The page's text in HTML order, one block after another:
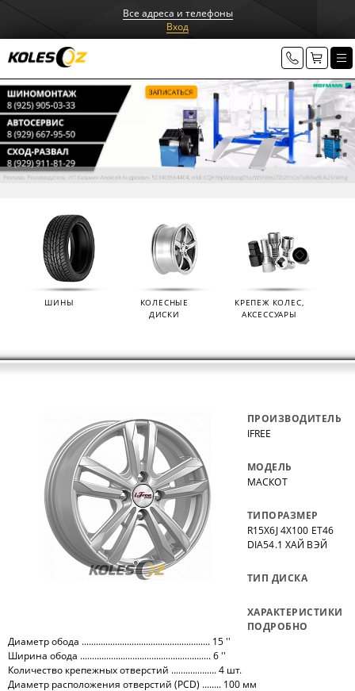
Все адреса и телефоны
Вход
ШИНЫ
КОЛЕСНЫЕ
ДИСКИ
КРЕПЕЖ КОЛЕС,
АКСЕССУАРЫ
ПРОИЗВОДИТЕЛЬ
IFREE
МОДЕЛЬ
МАСКОТ
ТИПОРАЗМЕР
R15X6J 4X100 ET46
DIA54.1 ХАЙ ВЭЙ
ТИП ДИСКА
ХАРАКТЕРИСТИКИ
ПОДРОБНО
Диаметр обода ...................................................... 15 ''
Ширина обода ....................................................... 6 ''
Количество крепежных отверстий ................... 4 шт.
Диаметр расположения отверстий (PCD) ........ 100 мм